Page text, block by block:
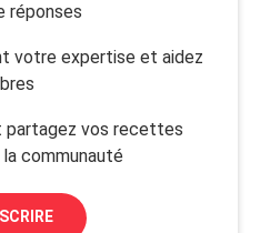
réponses
votre expertise et aidez
partagez vos recettes
communauté